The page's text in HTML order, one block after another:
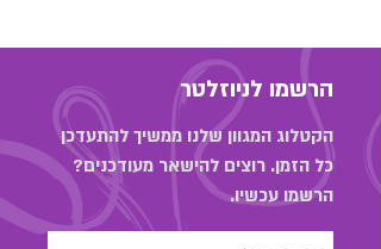
הרשמו לניוזלטר
הקטלוג המגוון שלנו ממשיך להתעדכן
כל הזמן. רוצים להישאר מעודכנים?
הרשמו עכשיו.